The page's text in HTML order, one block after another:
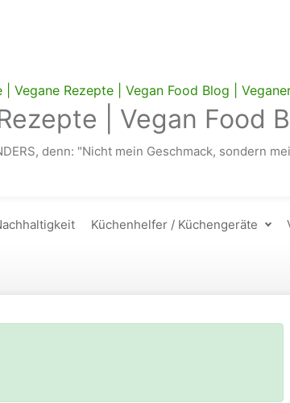
| Vegan Food
denn: "Nicht mein Geschmack, sondern
Küchenhelfer / Küchengeräte